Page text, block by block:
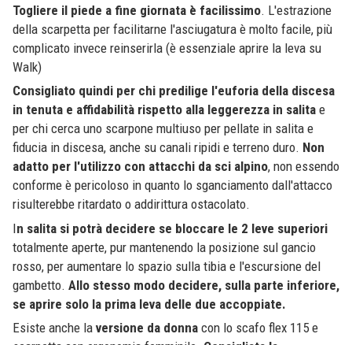
Togliere il piede a fine giornata è facilissimo. L'estrazione
della scarpetta per facilitarne l'asciugatura è molto facile, più
complicato invece reinserirla (è essenziale aprire la leva su
Walk)
Consigliato quindi per chi predilige l'euforia della discesa
in tenuta e affidabilità rispetto alla leggerezza in salita e
per chi cerca uno scarpone multiuso per pellate in salita e
fiducia in discesa, anche su canali ripidi e terreno duro. Non
adatto per l'utilizzo con attacchi da sci alpino, non essendo
conforme è pericoloso in quanto lo sganciamento dall'attacco
risulterebbe ritardato o addirittura ostacolato.
In salita si potrà decidere se bloccare le 2 leve superiori
totalmente aperte, pur mantenendo la posizione sul gancio
rosso, per aumentare lo spazio sulla tibia e l'escursione del
gambetto. Allo stesso modo decidere, sulla parte inferiore,
se aprire solo la prima leva delle due accoppiate.
Esiste anche la versione da donna con lo scafo flex 115 e